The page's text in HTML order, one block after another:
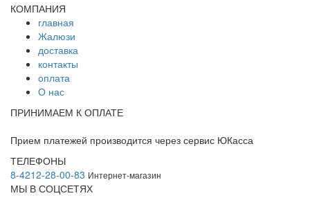
КОМПАНИЯ
главная
Жалюзи
доставка
контакты
оплата
О нас
ПРИНИМАЕМ К ОПЛАТЕ
Прием платежей производится через сервис ЮКасса
ТЕЛЕФОНЫ
8-4212-28-00-83 Интернет-магазин
МЫ В СОЦСЕТЯХ